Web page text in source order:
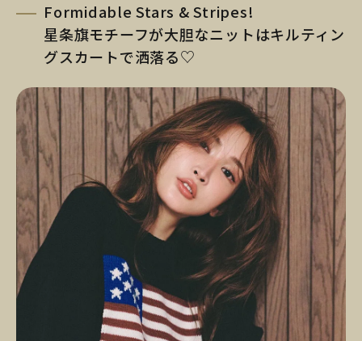
Formidable Stars & Stripes!
星条旗モチーフが大胆なニットはキルティン
グスカートで洒落る♡